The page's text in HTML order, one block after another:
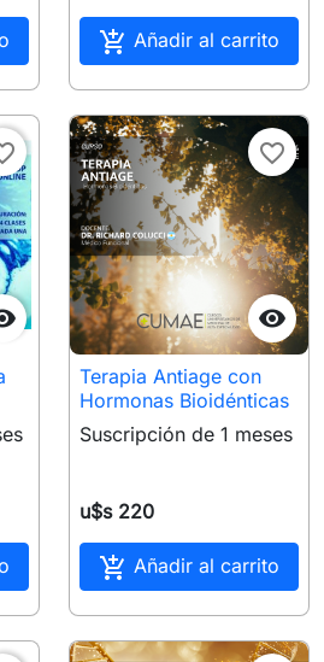
 Añadir al carrito

favorite_border
Terapia Antiage con
Hormonas Bioidénticas
Suscripción de 1 meses
u$s 220
 Añadir al carrito